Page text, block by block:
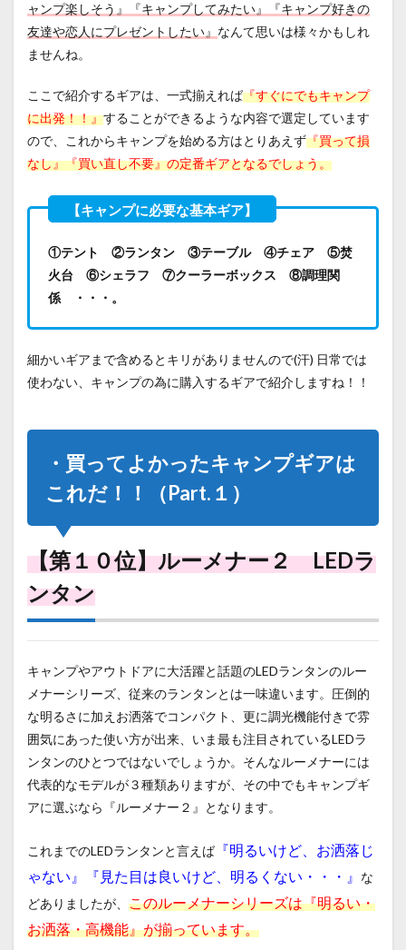
3.0.2
3.0.3
位】
スライ
ドガス
トーチ
STー
3.0.4
3.0.5
【第８
位】ト
ア ツ
ンドラ
３ ク
ッカー
3.0.6
3.0.7
【第７
SOTO
ルドホ
ッパー
3.0.8
【第６
位】
SOTO
レギュ
レータ
ーブST-
310
4
て買
よか
った
キャ
ンプ
ャンプ楽しそう』『キャンプしてみたい』『キャンプ好きの
友達や恋人にプレゼントしたい』 なんて思いは様々かもしれ
ませんね。
ここで紹介するギアは、一式揃えれば『すぐにでもキャンプ
に出発！！』することができるような内容で選定しています
ので、これからキャンプを始める方はとりあえず『買って損
なし』『買い直し不要』の定番ギアとなるでしょう。
①テント ②ランタン ③テーブル ④チェア ⑤焚
火台 ⑥シェラフ ⑦クーラーボックス ⑧調理関
係 ・・・。
細かいギアまで含めるとキリがありませんので(汗) 日常では
使わない、キャンプの為に購入するギアで紹介しますね！！
・買ってよかったキャンプギアは
これだ！！（Part.１）
【第１０位】ルーメナー２ LEDラ
ンタン
キャンプやアウトドアに大活躍と話題のLEDランタンのルー
メナーシリーズ、従来のランタンとは一味違います。圧倒的
な明るさに加えお洒落でコンパクト、更に調光機能付きで雰
囲気にあった使い方が出来、いま最も注目されているLEDラ
ンタンのひとつではないでしょうか。そんなルーメナーには
代表的なモデルが３種類ありますが、その中でもキャンプギ
アに選ぶなら『ルーメナー２』となります。
これまでのLEDランタンと言えば『明るいけど、お洒落じ
ゃない』『見た目は良いけど、明るくない・・・』 な
どありましたが、 このルーメナーシリーズは『明るい・
お洒落・高機能』が揃っています。